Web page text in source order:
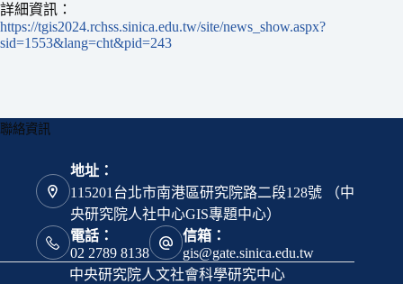
詳細資訊：
https://tgis2024.rchss.sinica.edu.tw/site/news_show.aspx?
sid=1553&lang=cht&pid=243
聯絡資訊
地址：
115201台北市南港區研究院路二段128號 （中
央研究院人社中心GIS專題中心）
電話：
02 2789 8138
信箱：
gis@gate.sinica.edu.tw
中央研究院人文社會科學研究中心